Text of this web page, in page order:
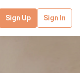
Sign Up Sign In